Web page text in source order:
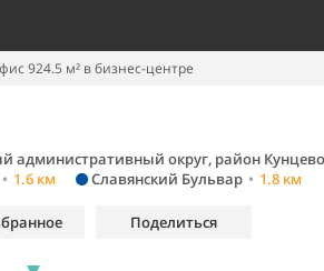
924.5 м² в бизнес-центре
административный округ, район
• 1.6 км Славянский Бульвар • 1.8 км
Поделиться